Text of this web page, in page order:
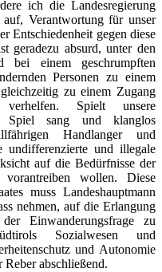
ich die Landesregierung
Verantwortung für unser
Entschiedenheit gegen diese
geradezu absurd, unter den
bei einem geschrumpften
Personen zu einem
zu einem Zugang
Spielt unsere
Spiel sang und klanglos
Handlanger und
undifferenzierte und illegale
auf die Bedürfnisse der
wollen. Diese
muss Landeshauptmann
nehmen, auf die Erlangung
Einwanderungsfrage zu
Sozialwesen und
und Autonomie
Reber abschließend.